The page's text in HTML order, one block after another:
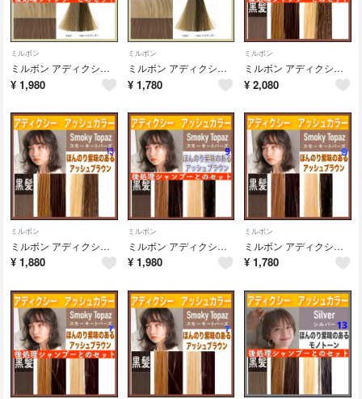
ミルボン
ミルボン アディクシー ⑦ミルクティーとシャンプー【ブリーチとセットで5%割引き
¥ 1,980
ミルボン
ミルボン アディクシー⑦アッシュベージュ ミルクティー【ブリーチとセットで5%割
¥ 1,780
ミルボン
ミルボン アディクシー⑬アッシュブラウンとシャンプー【ブリーチとセットで5%割引
¥ 2,080
ミルボン
ミルボン アディクシー ⑬アッシュブラウン ベージュ【ブリーチとセットで5%割引
¥ 1,880
ミルボン
ミルボン アディクシー⑨アッシュブラウンとシャンプー【ブリーチとセットで5%割引
¥ 1,980
ミルボン
ミルボン アディクシー ⑨アッシュブラウン ベージュ【ブリーチとセットで5%割引
¥ 1,780